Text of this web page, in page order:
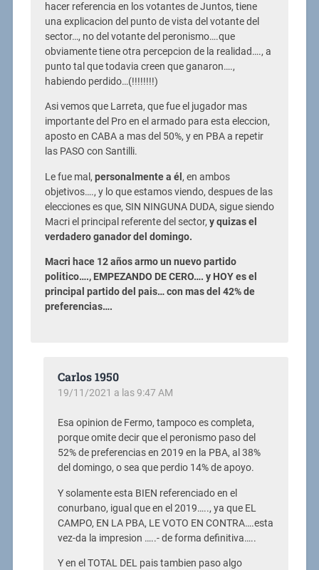
hacer referencia en los votantes de Juntos, tiene
una explicacion del punto de vista del votante del
sector…, no del votante del peronismo….que
obviamente tiene otra percepcion de la realidad…., a
punto tal que todavia creen que ganaron….,
habiendo perdido…(!!!!!!!!)
Asi vemos que Larreta, que fue el jugador mas
importante del Pro en el armado para esta eleccion,
aposto en CABA a mas del 50%, y en PBA a repetir
las PASO con Santilli.
Le fue mal, personalmente a él , en ambos
objetivos…., y lo que estamos viendo, despues de las
elecciones es que, SIN NINGUNA DUDA, sigue siendo
Macri el principal referente del sector, y quizas el
verdadero ganador del domingo.
Macri hace 12 años armo un nuevo partido
politico…., EMPEZANDO DE CERO…. y HOY es el
principal partido del pais… con mas del 42% de
preferencias….
Carlos 1950
19/11/2021 a las 9:47 AM
Esa opinion de Fermo, tampoco es completa,
porque omite decir que el peronismo paso del
52% de preferencias en 2019 en la PBA, al 38%
del domingo, o sea que perdio 14% de apoyo.
Y solamente esta BIEN referenciado en el
conurbano, igual que en el 2019….., ya que EL
CAMPO, EN LA PBA, LE VOTO EN CONTRA….esta
vez-da la impresion …..- de forma definitiva…..
Y en el TOTAL DEL pais tambien paso algo